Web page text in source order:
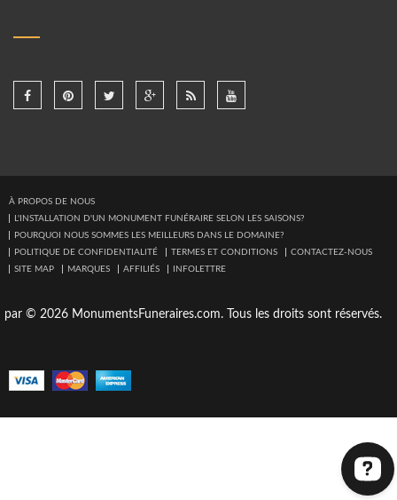
À PROPOS DE NOUS
L'INSTALLATION D'UN MONUMENT FUNÉRAIRE SELON LES SAISONS?
POURQUOI NOUS SOMMES LES MEILLEURS DANS LE DOMAINE?
POLITIQUE DE CONFIDENTIALITÉ
TERMES ET CONDITIONS
CONTACTEZ-NOUS
SITE MAP
MARQUES AFFILIÉS INFOLETTRE
par © 2026 MonumentsFuneraires.com. Tous les droits sont réservés.